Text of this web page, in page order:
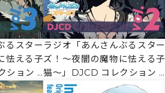
リキューレ
閉じる
るスター
怯える子
ョン V
ラジオ「あんさんぶるスター
ズ！～夜闇の魔物に怯える子
猫～」DJCD コレクション V
ol.2【通常盤】